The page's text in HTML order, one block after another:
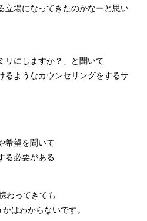
立場になってきたのかなーと思い
リにしますか？」と聞いて
るようなカウンセリングをするサ
希望を聞いて
る必要がある
わってきても
はわからないです。